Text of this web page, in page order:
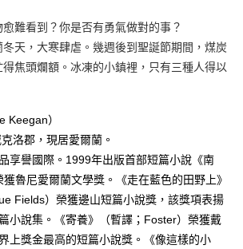
難看到？你是否有勇氣做對的事？
天，大寒肆虐。幾週後到聖誕節期間，煤炭
焦頭爛額。冰凍的小鎮裡，只有三種人得以
Keegan）
洛郡，現居愛爾蘭。
享譽國際。1999年出版首部短篇小說《南
魯尼愛爾蘭文學獎。《走在藍色的田野上》
Fields）榮獲邊山短篇小說獎，該獎項表揚
小說集。《寄養》（暫譯；Foster）榮獲戴
上獎金最高的短篇小說獎。《像這樣的小